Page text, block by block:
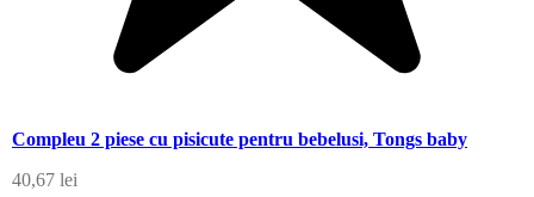
Compleu 2 piese cu pisicute pentru bebelusi, Tongs baby
40,67 lei